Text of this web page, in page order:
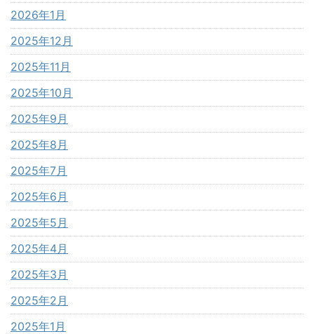
2026年1月
2025年12月
2025年11月
2025年10月
2025年9月
2025年8月
2025年7月
2025年6月
2025年5月
2025年4月
2025年3月
2025年2月
2025年1月